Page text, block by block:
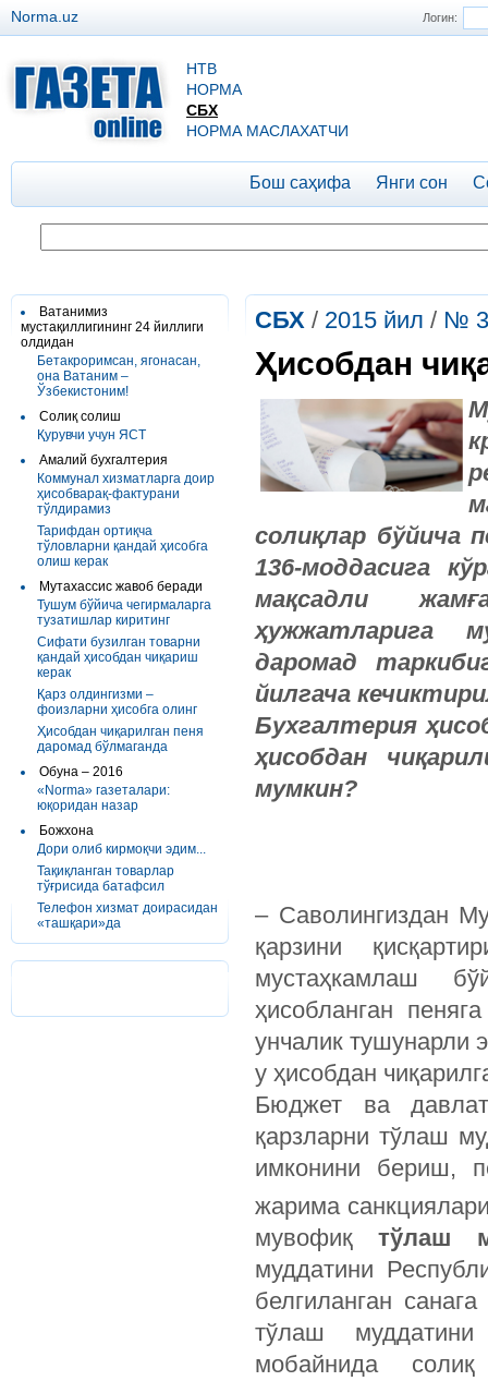
Логин:
Norma.uz
НТВ
НОРМА
СБХ
НОРМА МАСЛАХАТЧИ
Бош саҳифа Янги сон
Ватанимиз
мустақиллигининг 24 йиллиги
олдидан
Бетакроримсан, ягонасан,
она Ватаним –
Ўзбекистоним!
Солиқ солиш
Қурувчи учун ЯСТ
Амалий бухгалтерия
Коммунал хизматларга доир
ҳисобварақ-фактурани
тўлдирамиз
Тарифдан ортиқча
тўловларни қандай ҳисобга
олиш керак
Мутахассис жавоб беради
Тушум бўйича чегирмаларга
тузатишлар киритинг
Сифати бузилган товарни
қандай ҳисобдан чиқариш
керак
Қарз олдингизми –
фоизларни ҳисобга олинг
Ҳисобдан чиқарилган пеня
даромад бўлмаганда
Обуна – 2016
«Norma» газеталари:
юқоридан назар
Божхона
Дори олиб кирмоқчи эдим...
Тақиқланган товарлар
тўғрисида батафсил
Телефон хизмат доирасидан
«ташқари»да
СБХ / 2015 йил / №
Ҳисобдан
солиқлар бўйича
136-моддасига
мақсадли
ҳужжатларига
даромад
йилгача
Бухгалтерия
ҳисобдан
мумкин?
– Саволингиздан
қарзини
мустаҳкамлаш
ҳисобланган
унчалик тушунарли
у ҳисобдан
Бюджет ва
қарзларни тўлаш
имконини бериш,
жарима
мувофиқтўлаш
муддатини
белгиланган
тўлаш
мобайнида